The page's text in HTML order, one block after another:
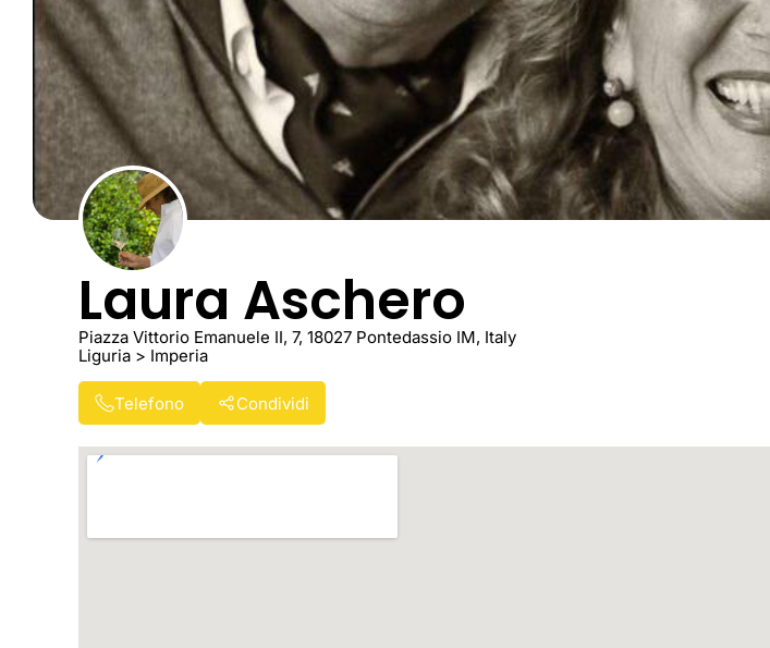
Laura Aschero
Piazza Vittorio Emanuele II, 7, 18027 Pontedassio IM, Italy
Liguria > Imperia
Telefono Condividi